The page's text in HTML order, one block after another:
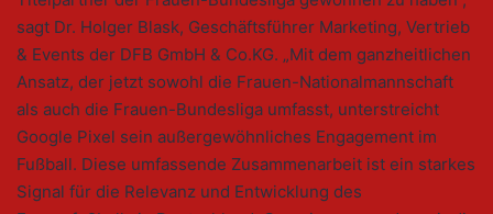
sagt Dr. Holger Blask, Geschäftsführer Marketing, Vertrieb
& Events der DFB GmbH & Co.KG. „Mit dem ganzheitlichen
Ansatz, der jetzt sowohl die Frauen-Nationalmannschaft
als auch die Frauen-Bundesliga umfasst, unterstreicht
Google Pixel sein außergewöhnliches Engagement im
Fußball. Diese umfassende Zusammenarbeit ist ein starkes
Signal für die Relevanz und Entwicklung des